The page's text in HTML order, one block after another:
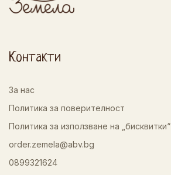
Контакти
За нас
Политика за поверителност
Политика за използване на „бисквитки“
order.zemela@abv.bg
0899321624